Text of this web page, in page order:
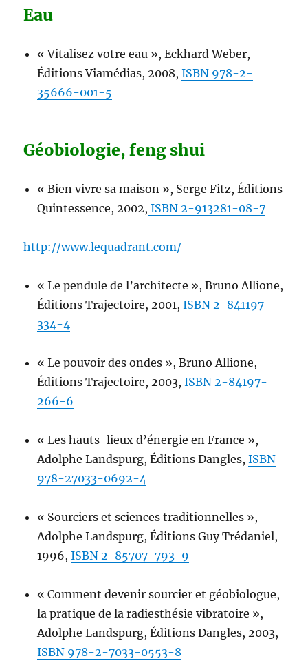
Eau
« Vitalisez votre eau », Eckhard Weber,
Éditions Viamédias, 2008,ISBN 978-2-
35666-001-5
Géobiologie, feng shui
« Bien vivre sa maison », Serge Fitz, Éditions
Quintessence, 2002, ISBN 2-913281-08-7
http://www.lequadrant.com/
« Le pendule de l’architecte », Bruno Allione,
Éditions Trajectoire, 2001,ISBN 2-841197-
334-4
« Le pouvoir des ondes », Bruno Allione,
Éditions Trajectoire, 2003, ISBN 2-84197-
266-6
« Les hauts-lieux d’énergie en France »,
Adolphe Landspurg, Éditions Dangles,ISBN
978-27033-0692-4
« Sourciers et sciences traditionnelles »,
Adolphe Landspurg, Éditions Guy Trédaniel,
1996,ISBN 2-85707-793-9
« Comment devenir sourcier et géobiologue,
la pratique de la radiesthésie vibratoire »,
Adolphe Landspurg, Éditions Dangles, 2003,
ISBN 978-2-7033-0553-8